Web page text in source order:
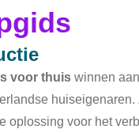
voor thuis winnen
huiseigenaren.
oplossing voor het